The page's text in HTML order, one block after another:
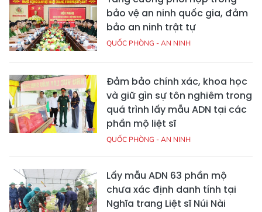
bảo vệ an ninh quốc gia, đảm
bảo an ninh trật tự
QUỐC PHÒNG - AN NINH
Đảm bảo chính xác, khoa học
và giữ gìn sự tôn nghiêm trong
quá trình lấy mẫu ADN tại các
phần mộ liệt sĩ
QUỐC PHÒNG - AN NINH
Lấy mẫu ADN 63 phần mộ
chưa xác định danh tính tại
Nghĩa trang Liệt sĩ Núi Nài